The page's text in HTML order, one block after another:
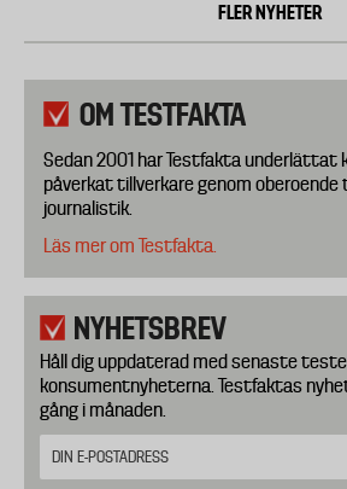
FLER NYHETER
OM TESTFAKTA
Sedan 2001 har Testfakta underlättat
påverkat tillverkare genom
journalistik.
Läs mer om Testfakta.
NYHETSBREV
Håll dig uppdaterad med senaste
konsumentnyheterna. Testfaktas
gång i månaden.